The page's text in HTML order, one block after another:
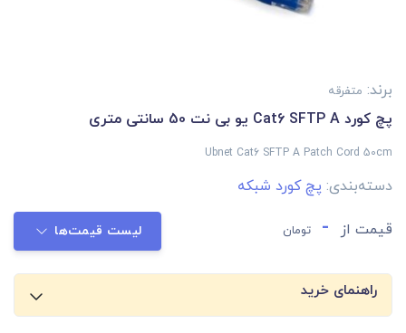
برند: متفرقه
پچ کورد Cat6 SFTP A یو بی نت 50 سانتی متری
Ubnet Cat6 SFTP A Patch Cord 50cm
دسته‌بندی: پچ کورد شبکه
قیمت از - تومان لیست قیمت‌ها
راهنمای خرید